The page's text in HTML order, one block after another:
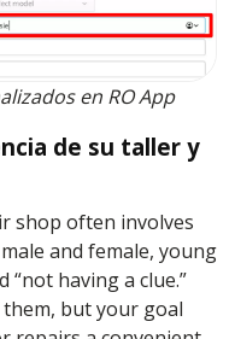
en RO App
de su taller y
shop often involves
and female, young
“not having a clue.”
but your goal